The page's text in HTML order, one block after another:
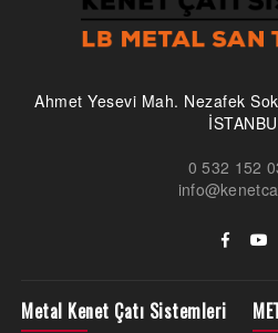
Ahmet Yesevi Mah. Nezafek
0 532 152
Metal Kenet Çatı Sistemleri